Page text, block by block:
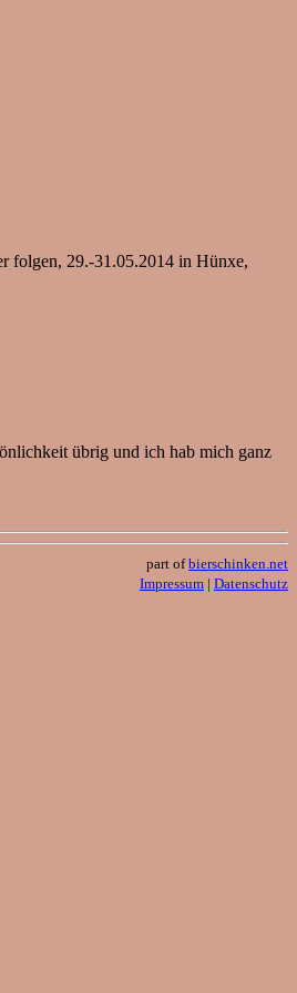
folgen, 29.-31.05.2014 in Hünxe,
übrig und ich hab mich ganz
part ofbierschinken.net
Impressum | Datenschutz